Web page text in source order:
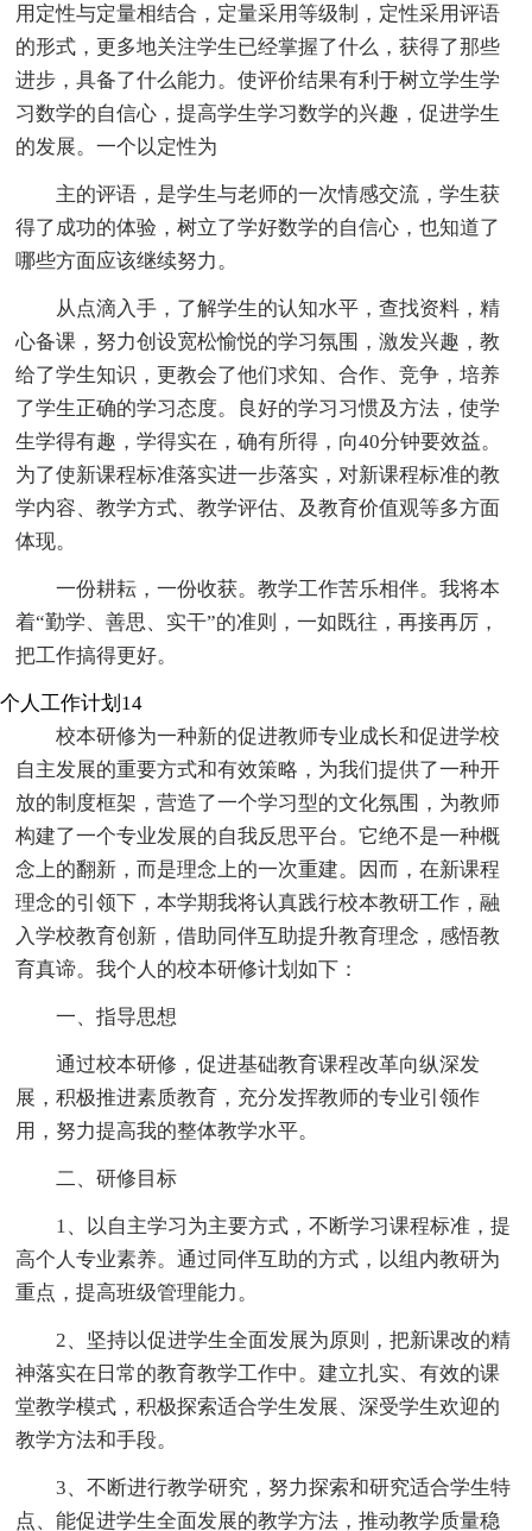
用定性与定量相结合，定量采用等级制，定性采用评语
的形式，更多地关注学生已经掌握了什么，获得了那些
进步，具备了什么能力。使评价结果有利于树立学生学
习数学的自信心，提高学生学习数学的兴趣，促进学生
的发展。一个以定性为
主的评语，是学生与老师的一次情感交流，学生获
得了成功的体验，树立了学好数学的自信心，也知道了
哪些方面应该继续努力。
从点滴入手，了解学生的认知水平，查找资料，精
心备课，努力创设宽松愉悦的学习氛围，激发兴趣，教
给了学生知识，更教会了他们求知、合作、竞争，培养
了学生正确的学习态度。良好的学习习惯及方法，使学
生学得有趣，学得实在，确有所得，向40分钟要效益。
为了使新课程标准落实进一步落实，对新课程标准的教
学内容、教学方式、教学评估、及教育价值观等多方面
体现。
一份耕耘，一份收获。教学工作苦乐相伴。我将本
着“勤学、善思、实干”的准则，一如既往，再接再厉，
把工作搞得更好。
个人工作计划14
校本研修为一种新的促进教师专业成长和促进学校
自主发展的重要方式和有效策略，为我们提供了一种开
放的制度框架，营造了一个学习型的文化氛围，为教师
构建了一个专业发展的自我反思平台。它绝不是一种概
念上的翻新，而是理念上的一次重建。因而，在新课程
理念的引领下，本学期我将认真践行校本教研工作，融
入学校教育创新，借助同伴互助提升教育理念，感悟教
育真谛。我个人的校本研修计划如下：
一、指导思想
通过校本研修，促进基础教育课程改革向纵深发
展，积极推进素质教育，充分发挥教师的专业引领作
用，努力提高我的整体教学水平。
二、研修目标
1、以自主学习为主要方式，不断学习课程标准，提
高个人专业素养。通过同伴互助的方式，以组内教研为
重点，提高班级管理能力。
2、坚持以促进学生全面发展为原则，把新课改的精
神落实在日常的教育教学工作中。建立扎实、有效的课
堂教学模式，积极探索适合学生发展、深受学生欢迎的
教学方法和手段。
3、不断进行教学研究，努力探索和研究适合学生特
点、能促进学生全面发展的教学方法，推动教学质量稳